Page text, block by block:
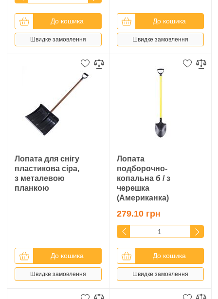
До кошика
Швидке замовлення
До кошика
Швидке замовлення
Лопата для снігу
пластикова сіра,
з металевою
планкою
До кошика
Швидке замовлення
Лопата
подборочно-
копальна б / з
черешка
(Американка)
279.10 грн
До кошика
Швидке замовлення